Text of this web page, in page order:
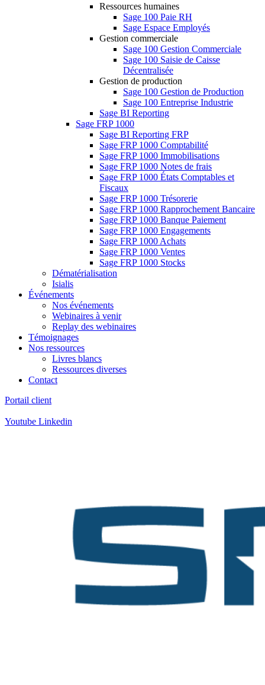
Ressources humaines
Sage 100 Paie RH
Sage Espace Employés
Gestion commerciale
Sage 100 Gestion Commerciale
Sage 100 Saisie de Caisse
Décentralisée
Gestion de production
Sage 100 Gestion de Production
Sage 100 Entreprise Industrie
Sage BI Reporting
Sage FRP 1000
Sage BI Reporting FRP
Sage FRP 1000 Comptabilité
Sage FRP 1000 Immobilisations
Sage FRP 1000 Notes de frais
Sage FRP 1000 États Comptables et
Fiscaux
Sage FRP 1000 Trésorerie
Sage FRP 1000 Rapprochement Bancaire
Sage FRP 1000 Banque Paiement
Sage FRP 1000 Engagements
Sage FRP 1000 Achats
Sage FRP 1000 Ventes
Sage FRP 1000 Stocks
Dématérialisation
Isialis
Événements
Nos événements
Webinaires à venir
Replay des webinaires
Témoignages
Nos ressources
Livres blancs
Ressources diverses
Contact
Portail client
Youtube Linkedin